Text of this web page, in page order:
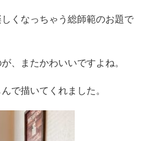
くなっちゃう総師範のお題で
、またかわいいですよね。
で描いてくれました。